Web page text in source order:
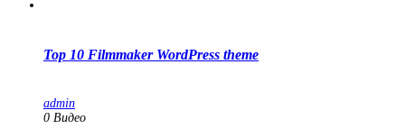
Top 10 Filmmaker WordPress theme
admin
0 Видео